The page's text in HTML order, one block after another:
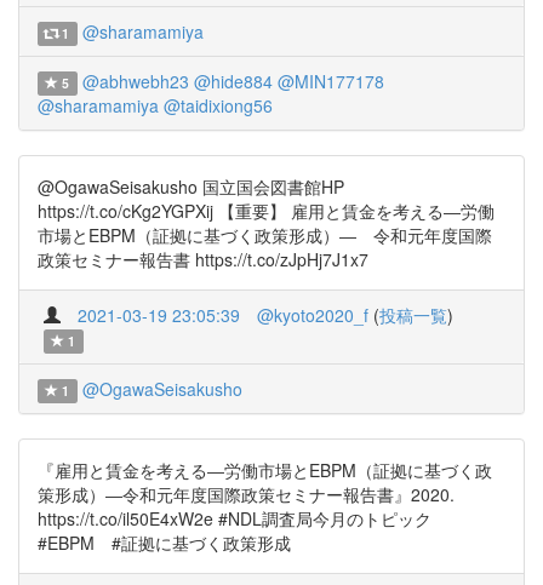
1 @sharamamiya
5 @abhwebh23 @hide884 @MIN177178
@sharamamiya @taidixiong56
@OgawaSeisakusho 国立国会図書館HP
https://t.co/cKg2YGPXij 【重要】 雇用と賃金を考える―労働
市場とEBPM（証拠に基づく政策形成）― 令和元年度国際
政策セミナー報告書 https://t.co/zJpHj7J1x7
2021-03-19 23:05:39 @kyoto2020_f (投稿一覧)
1
1 @OgawaSeisakusho
『雇用と賃金を考える―労働市場とEBPM（証拠に基づく政
策形成）―令和元年度国際政策セミナー報告書』2020.
https://t.co/il50E4xW2e #NDL調査局今月のトピック
#EBPM #証拠に基づく政策形成